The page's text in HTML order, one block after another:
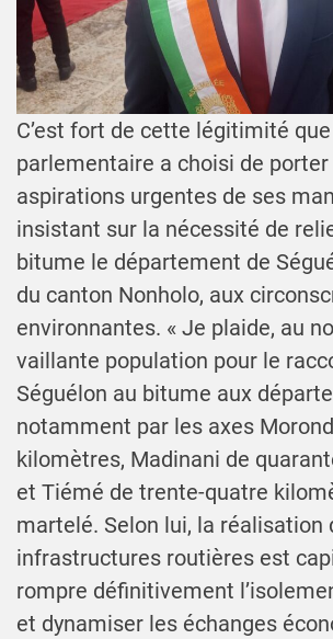
C’est fort de cette légitimité
parlementaire a choisi de
aspirations urgentes de ses
insistant sur la nécessité de
bitume le département de
du canton Nonholo, aux
environnantes. « Je plaide, au
vaillante population pour le
Séguélon au bitume aux
notamment par les axes
kilomètres, Madinani de
et Tiémé de trente-quatre
martelé. Selon lui, la réalisation
infrastructures routières est
rompre définitivement
et dynamiser les échanges